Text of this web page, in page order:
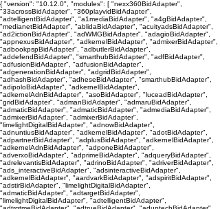
{ "version": "10.12.0", "modules": [ "nexx360BidAdapter",
"33acrossBidAdapter", "360playvidBidAdapter",
"adtelligentBidAdapter", "a1mediaBidAdapter", "a4gBidAdapter",
"medianetBidAdapter", "ablidaBidAdapter", "acuityadsBidAdapter",
"ad2ictionBidAdapter", "adWMGBidAdapter", "adagioBidAdapter",
"appnexusBidAdapter", "adkernelBidAdapter", "admixerBidAdapter",
"adbookpspBidAdapter", "adbutlerBidAdapter",
"addefendBidAdapter", "smarthubBidAdapter", "adfBidAdapter",
"adfusionBidAdapter", "adfusionBidAdapter",
"adgenerationBidAdapter", "adgridBidAdapter",
"adhashBidAdapter", "adheseBidAdapter", "smarthubBidAdapter",
"adipoloBidAdapter", "adkernelBidAdapter",
"adkernelAdnBidAdapter", "asoBidAdapter", "luceadBidAdapter",
"gridBidAdapter", "admanBidAdapter", "admaruBidAdapter",
"admaticBidAdapter", "admaticBidAdapter", "admediaBidAdapter",
"admixerBidAdapter", "admixerBidAdapter",
"limelightDigitalBidAdapter", "adnowBidAdapter",
"adnuntiusBidAdapter", "adkernelBidAdapter", "adotBidAdapter",
"adpartnerBidAdapter", "adplusBidAdapter", "adkernelBidAdapter",
"adkernelAdnBidAdapter", "adponeBidAdapter",
"adverxoBidAdapter", "adprimeBidAdapter", "adqueryBidAdapter",
"adrelevantisBidAdapter", "adrinoBidAdapter", "adriverBidAdapter",
"ads_interactiveBidAdapter", "adsinteractiveBidAdapter",
"adkernelBidAdapter", "aardvarkBidAdapter", "adspiritBidAdapter",
"adstirBidAdapter", "limelightDigitalBidAdapter",
"admaticBidAdapter", "adtargetBidAdapter",
"limelightDigitalBidAdapter", "adtelligentBidAdapter",